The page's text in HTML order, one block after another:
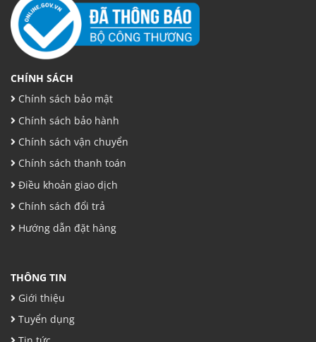
CHÍNH SÁCH
Chính sách bảo mật
Chính sách bảo hành
Chính sách vận chuyển
Chính sách thanh toán
Điều khoản giao dịch
Chính sách đổi trả
Hướng dẫn đặt hàng
THÔNG TIN
Giới thiệu
Tuyển dụng